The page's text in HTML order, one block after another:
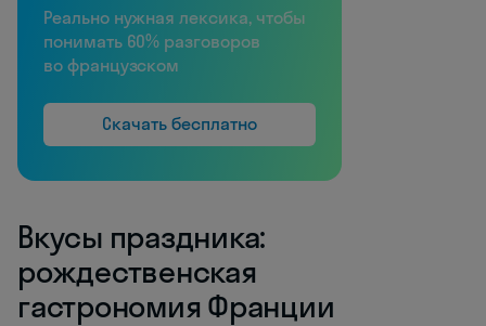
Реально нужная лексика, чтобы
понимать 60% разговоров
во французском
Скачать бесплатно
Вкусы праздника:
рождественская
гастрономия Франции